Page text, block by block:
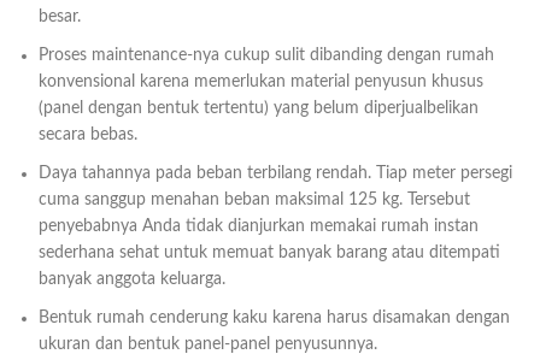
besar.
Proses maintenance-nya cukup sulit dibanding dengan rumah
konvensional karena memerlukan material penyusun khusus
(panel dengan bentuk tertentu) yang belum diperjualbelikan
secara bebas.
Daya tahannya pada beban terbilang rendah. Tiap meter persegi
cuma sanggup menahan beban maksimal 125 kg. Tersebut
penyebabnya Anda tidak dianjurkan memakai rumah instan
sederhana sehat untuk memuat banyak barang atau ditempati
banyak anggota keluarga.
Bentuk rumah cenderung kaku karena harus disamakan dengan
ukuran dan bentuk panel-panel penyusunnya.